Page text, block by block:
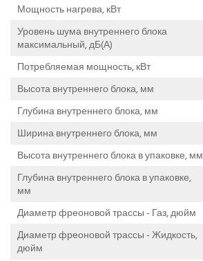
Мощность нагрева, кВт
Уровень шума внутреннего блока
максимальный, дБ(А)
Потребляемая мощность, кВт
Высота внутреннего блока, мм
Глубина внутреннего блока, мм
Ширина внутреннего блока, мм
Высота внутреннего блока в упаковке, мм
Глубина внутреннего блока в упаковке,
мм
Диаметр фреоновой трассы - Газ, дюйм
Диаметр фреоновой трассы - Жидкость,
дюйм